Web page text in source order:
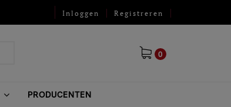
Inloggen Registreren
0
PRODUCENTEN